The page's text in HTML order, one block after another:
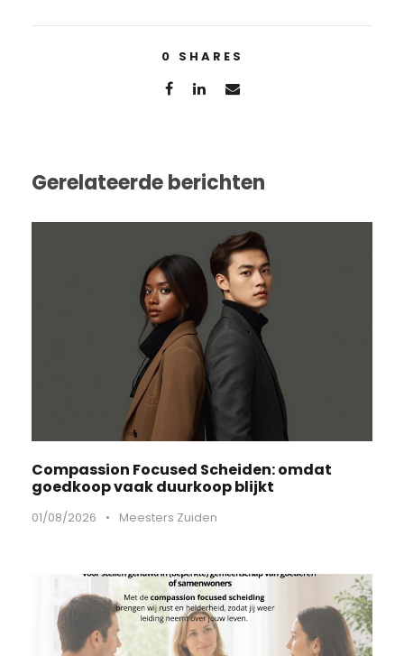
0 SHARES
Gerelateerde berichten
Compassion Focused Scheiden: omdat
goedkoop vaak duurkoop blijkt
01/08/2026 • Meesters Zuiden